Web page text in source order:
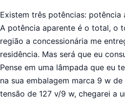
Existem três potências: potência
A potência aparente é o total, o
região a concessionária me
residência. Mas será que eu
Pense em uma lâmpada que eu
na sua embalagem marca 9 w
tensão de 127 v/9 w, chegarei a